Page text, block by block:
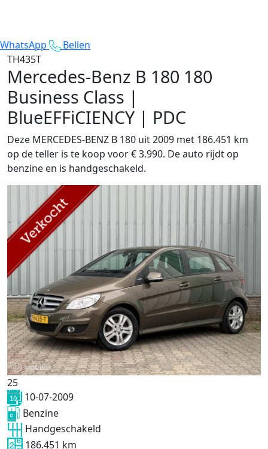
WhatsApp
Bellen
TH435T
Mercedes-Benz B 180 180
Business Class |
BlueEFFiCIENCY | PDC
Deze MERCEDES-BENZ B 180 uit 2009 met 186.451 km
op de teller is te koop voor € 3.990. De auto rijdt op
benzine en is handgeschakeld.
25
10-07-2009
Benzine
Handgeschakeld
186.451 km